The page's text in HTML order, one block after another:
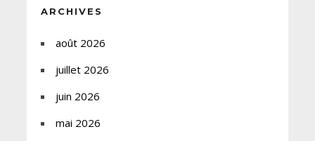
ARCHIVES
août 2026
juillet 2026
juin 2026
mai 2026